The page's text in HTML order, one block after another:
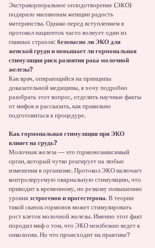
Экстракорпоральное оплодотворение (ЭКО)
подарило миллионам женщин радость
материнства. Однако перед вступлением в
протокол пациенток часто волнует один из
главных страхов: безопасно ли ЭКО для
женской груди и повышает ли гормональная
стимуляция риск развития рака молочной
железы?
Как врач, опирающийся на принципы
доказательной медицины, я хочу подробно
разобрать этот вопрос, отделить научные факты
от мифов и рассказать, как правильно
подготовиться к процедуре.
Как гормональная стимуляция при ЭКО
влияет на грудь?
Молочная железа — это гормонозависимый
орган, который чутко реагирует на любые
изменения в организме. Протокол ЭКО включает
контролируемую овариальную стимуляцию, что
приводит к временному, но резкому повышению
уровня эстрогенов и прогестерона. В теории
такой скачок гормонов может стимулировать
рост клеток молочной железы. Именно этот факт
породил миф о том, что ЭКО неизбежно ведет к
онкологии. Но что происходит на практике?